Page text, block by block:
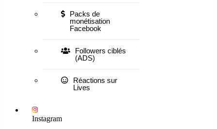
Packs de
monétisation
Facebook
Followers ciblés
(ADS)
Réactions sur
Lives
Instagram